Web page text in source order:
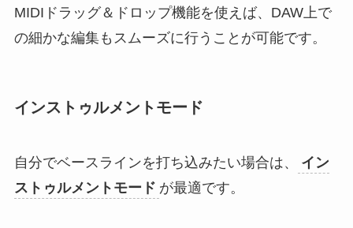
MIDIドラッグ＆ドロップ機能を使えば、DAW上で
の細かな編集もスムーズに行うことが可能です。
インストゥルメントモード
自分でベースラインを打ち込みたい場合は、
イン
ストゥルメントモード が最適です。